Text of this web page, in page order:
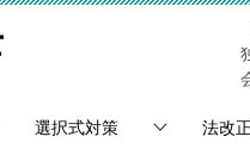
選択式対策 法改正